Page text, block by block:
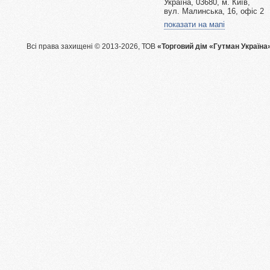
Україна, 03680, м. Київ,
вул. Малинська, 16, офіс 2
показати на мапі
Всі права захищені © 2013-2026, ТОВ «Торговий дім «Гутман